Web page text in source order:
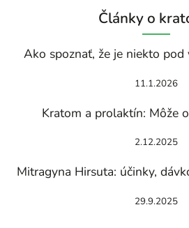
Články o
Ako spoznať, že je niekto
11.1.2026
Kratom a prolaktín: Môže
2.12.2025
Mitragyna Hirsuta: účinky,
29.9.2025